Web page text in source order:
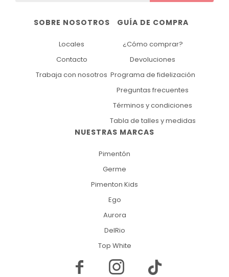
NUESTRAS MARCAS
Pimentón
Germe
Pimenton Kids
Ego
Aurora
DelRio
Top White
GUÍA DE COMPRA
¿Cómo comprar?
Devoluciones
Programa de fidelización
Preguntas frecuentes
Términos y condiciones
Tabla de talles y medidas
SOBRE NOSOTROS
Locales
Contacto
Trabaja con nosotros
 